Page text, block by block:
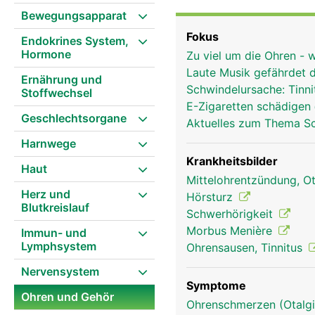
Bewegungsapparat
Endokrines System,
Hormone
Ernährung und
Stoffwechsel
Geschlechtsorgane
Harnwege
Haut
Herz und
Blutkreislauf
Immun- und
Lymphsystem
Nervensystem
Ohren und Gehör
Membran und hat zwei
Schutz vor
aussen auf die drei
Steigbügel - die
Die Gehörknöchelchen
Innenohr, dem
die Schallwellen in
schneckenförmige
Rezeptoren zum Hören
Signale durch den
Fokus
Zu viel um die Ohren -
Laute Musik gefährdet
Schwindelursache:
E-Zigaretten schädigen
Aktuelles zum Thema
Krankheitsbilder
Mittelohrentzündung,
Hörsturz
Schwerhörigkeit
Morbus Menière
Ohrensausen, Tinnitus
Symptome
Ohrenschmerzen